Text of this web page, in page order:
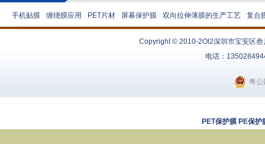
手机贴膜 缠绕膜应用 PET片材 屏幕保护膜 双向拉伸薄膜的生产工艺 复合
Copyright © 2010-2Ol2深圳市宝安区
电话：
粤
PET保护膜 PE保护